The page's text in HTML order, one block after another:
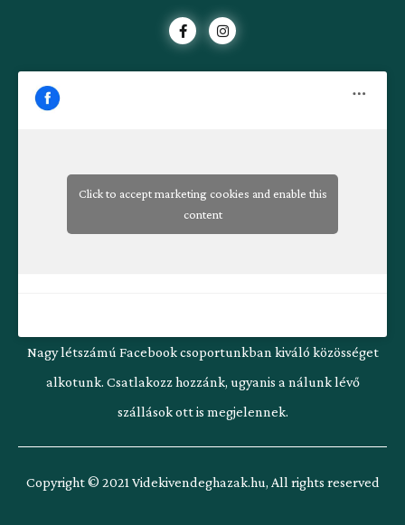
F
a
c
I
n
s
Click to accept marketing cookies and enable this
content
Nagy létszámú Facebook csoportunkban kiváló közösséget
alkotunk. Csatlakozz hozzánk, ugyanis a nálunk lévő
szállások ott is megjelennek.
Copyright © 2021 Videkivendeghazak.hu, All rights reserved